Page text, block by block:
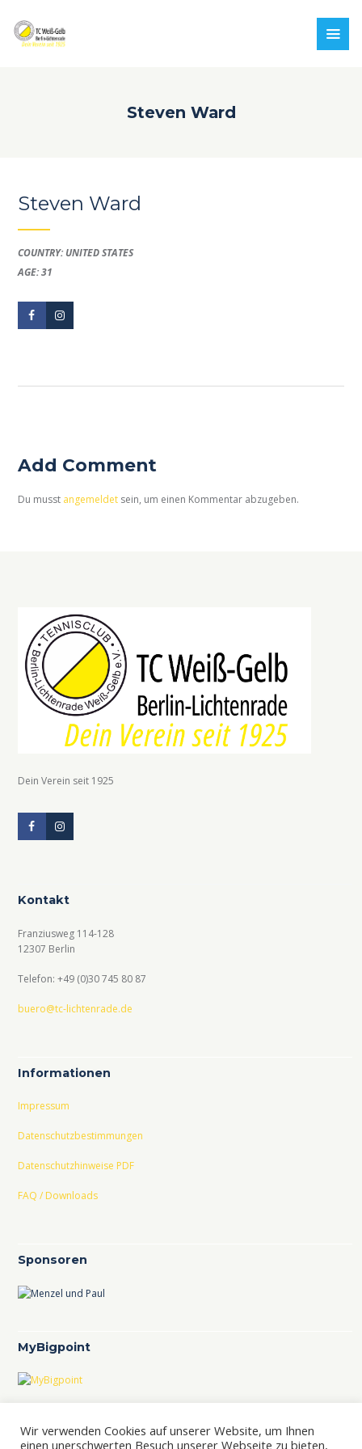
Steven Ward
Steven Ward
COUNTRY: UNITED STATES
AGE: 31
Add Comment
Du musst angemeldet sein, um einen Kommentar abzugeben.
Dein Verein seit 1925
Kontakt
Franziusweg 114-128
12307 Berlin
Telefon: +49 (0)30 745 80 87
buero@tc-lichtenrade.de
Informationen
Impressum
Datenschutzbestimmungen
Datenschutzhinweise PDF
FAQ / Downloads
Sponsoren
MyBigpoint
TCL im TVBB
TCL-Ranking im TVBB
Wir verwenden Cookies auf unserer Website, um Ihnen
einen unerschwerten Besuch unserer Webseite zu bieten,